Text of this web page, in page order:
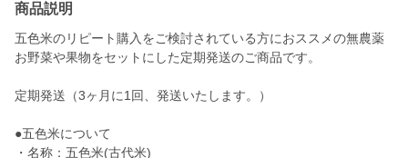
商品説明
五色米のリピート購入をご検討されている方におススメの無農薬
お野菜や果物をセットにした定期発送のご商品です。
定期発送（3ヶ月に1回、発送いたします。）
●五色米について
・名称：五色米(古代米)